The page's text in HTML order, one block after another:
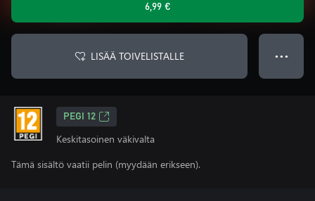
6,99 €
LISÄÄ TOIVELISTALLE ● ● ●
PEGI 12
Keskitasoinen väkivalta
Tämä sisältö vaatii pelin (myydään erikseen).